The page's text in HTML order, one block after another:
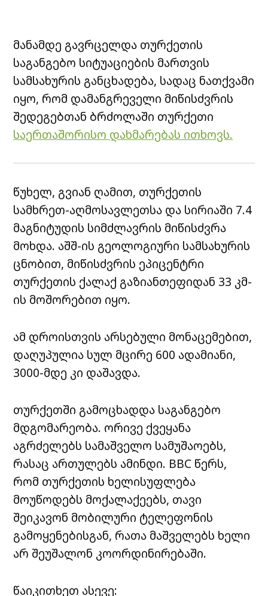
მანამდე გავრცელდა თურქეთის
საგანგებო სიტუაციების მართვის
სამსახურის განცხადება, სადაც ნათქვამი
იყო, რომ დამანგრეველი მიწისძვრის
შედეგებთან ბრძოლაში თურქეთი
საერთაშორისო დახმარებას ითხოვს.
წუხელ, გვიან ღამით, თურქეთის
სამხრეთ-აღმოსავლეთსა და სირიაში 7.4
მაგნიტუდის სიმძლავრის მიწისძვრა
მოხდა. აშშ-ის გეოლოგიური სამსახურის
ცნობით, მიწისძვრის ეპიცენტრი
თურქეთის ქალაქ გაზიანთეფიდან 33 კმ-
ის მოშორებით იყო.
ამ დროისთვის არსებული მონაცემებით,
დაღუპულია სულ მცირე 600 ადამიანი,
3000-მდე კი დაშავდა.
თურქეთში გამოცხადდა საგანგებო
მდგომარეობა. ორივე ქვეყანა
აგრძელებს სამაშველო სამუშაოებს,
რასაც ართულებს ამინდი. BBC წერს,
რომ თურქეთის ხელისუფლება
მოუწოდებს მოქალაქეებს, თავი
შეიკავონ მობილური ტელეფონის
გამოყენებისგან, რათა მაშველებს ხელი
არ შეუშალონ კოორდინირებაში.
წაიკითხეთ ასევე: